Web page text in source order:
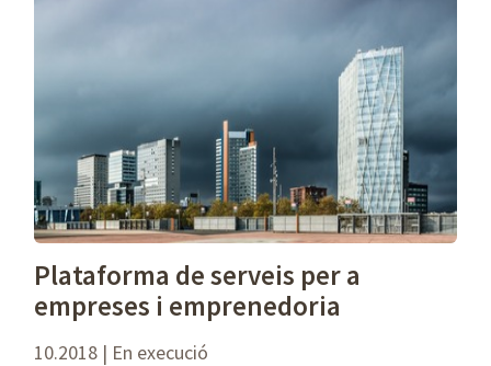
Plataforma de serveis per a
empreses i emprenedoria
10.2018 | En execució